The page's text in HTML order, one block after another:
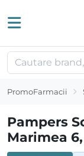
PromoFarmacii
Pampers
Marimea